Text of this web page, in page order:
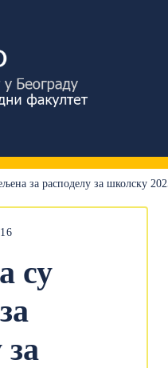
за расподелу за школску
су
за